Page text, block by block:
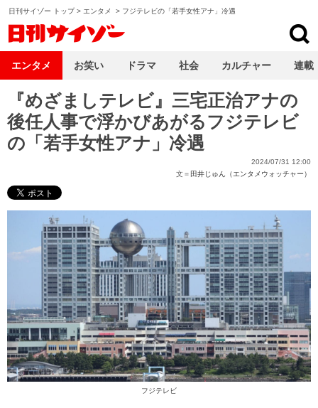
日刊サイゾー トップ> エンタメ > フジテレビの「若手女性アナ」冷遇
『めざましテレビ』三宅正治アナの
後任人事で浮かびあがるフジテレビ
の「若手女性アナ」冷遇
2024/07/31 12:00
文＝ 田井じゅん（エンタメウォッチャー）
フジテレビ
エンタメ お笑い ドラマ 社会 カルチャー 連載